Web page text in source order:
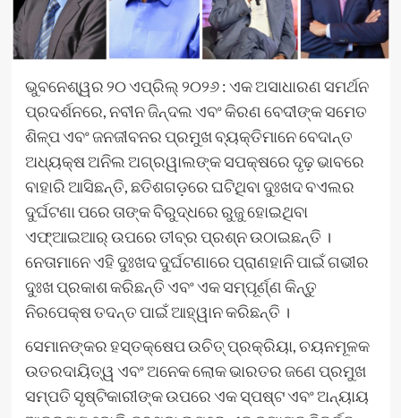
ଭୁବନେଶ୍ୱର ୨୦ ଏପ୍ରିଲ୍ ୨୦୨୬ : ଏକ ଅସାଧାରଣ ସମର୍ଥନ
ପ୍ରଦର୍ଶନରେ, ନବୀନ ଜିନ୍ଦଲ ଏବଂ କିରଣ ବେଦୀଙ୍କ ସମେତ
ଶିଳ୍ପ ଏବଂ ଜନଜୀବନର ପ୍ରମୁଖ ବ୍ୟକ୍ତିମାନେ ବେଦାନ୍ତ
ଅଧ୍ୟକ୍ଷ ଅନିଲ ଅଗ୍ରୱାଲଙ୍କ ସପକ୍ଷରେ ଦୃଢ଼ ଭାବରେ
ବାହାରି ଆସିଛନ୍ତି, ଛତିଶଗଡ଼ରେ ଘଟିଥିବା ଦୁଃଖଦ ବଏଲର
ଦୁର୍ଘଟଣା ପରେ ତାଙ୍କ ବିରୁଦ୍ଧରେ ରୁଜୁ ହୋଇଥିବା
ଏଫ୍‌ଆଇଆର୍ ଉପରେ ତୀବ୍ର ପ୍ରଶ୍ନ ଉଠାଇଛନ୍ତି ।
ନେତାମାନେ ଏହି ଦୁଃଖଦ ଦୁର୍ଘଟଣାରେ ପ୍ରାଣହାନି ପାଇଁ ଗଭୀର
ଦୁଃଖ ପ୍ରକାଶ କରିଛନ୍ତି ଏବଂ ଏକ ସମ୍ପୂର୍ଣ୍ଣ କିନ୍ତୁ
ନିରପେକ୍ଷ ତଦନ୍ତ ପାଇଁ ଆହ୍ୱାନ କରିଛନ୍ତି ।
ସେମାନଙ୍କର ହସ୍ତକ୍ଷେପ ଉଚିତ୍ ପ୍ରକ୍ରିୟା, ଚୟନମୂଳକ
ଉତରଦାୟିତ୍ୱ ଏବଂ ଅନେକ ଲୋକ ଭାରତର ଜଣେ ପ୍ରମୁଖ
ସମ୍ପତି ସୃଷ୍ଟିକାରୀଙ୍କ ଉପରେ ଏକ ସ୍ପଷ୍ଟ ଏବଂ ଅନ୍ୟାୟ